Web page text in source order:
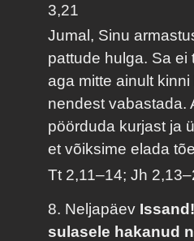
3,21
Jumal, Sinu
pattude hulga. Sa ei
aga mitte ainult
nendest vabastada.
pöörduda kurjast ja
et võiksime elada
Tt 2,11–14; Jh
8. Neljapäev
sulasele hakanud